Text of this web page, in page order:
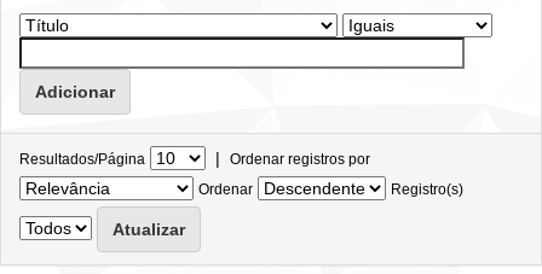
Resultados/Página | Ordenar registros por
Ordenar
Registro(s)